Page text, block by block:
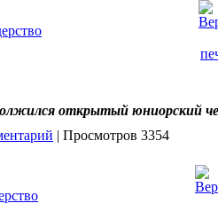
открытый юниорский
| Просмотров 3354